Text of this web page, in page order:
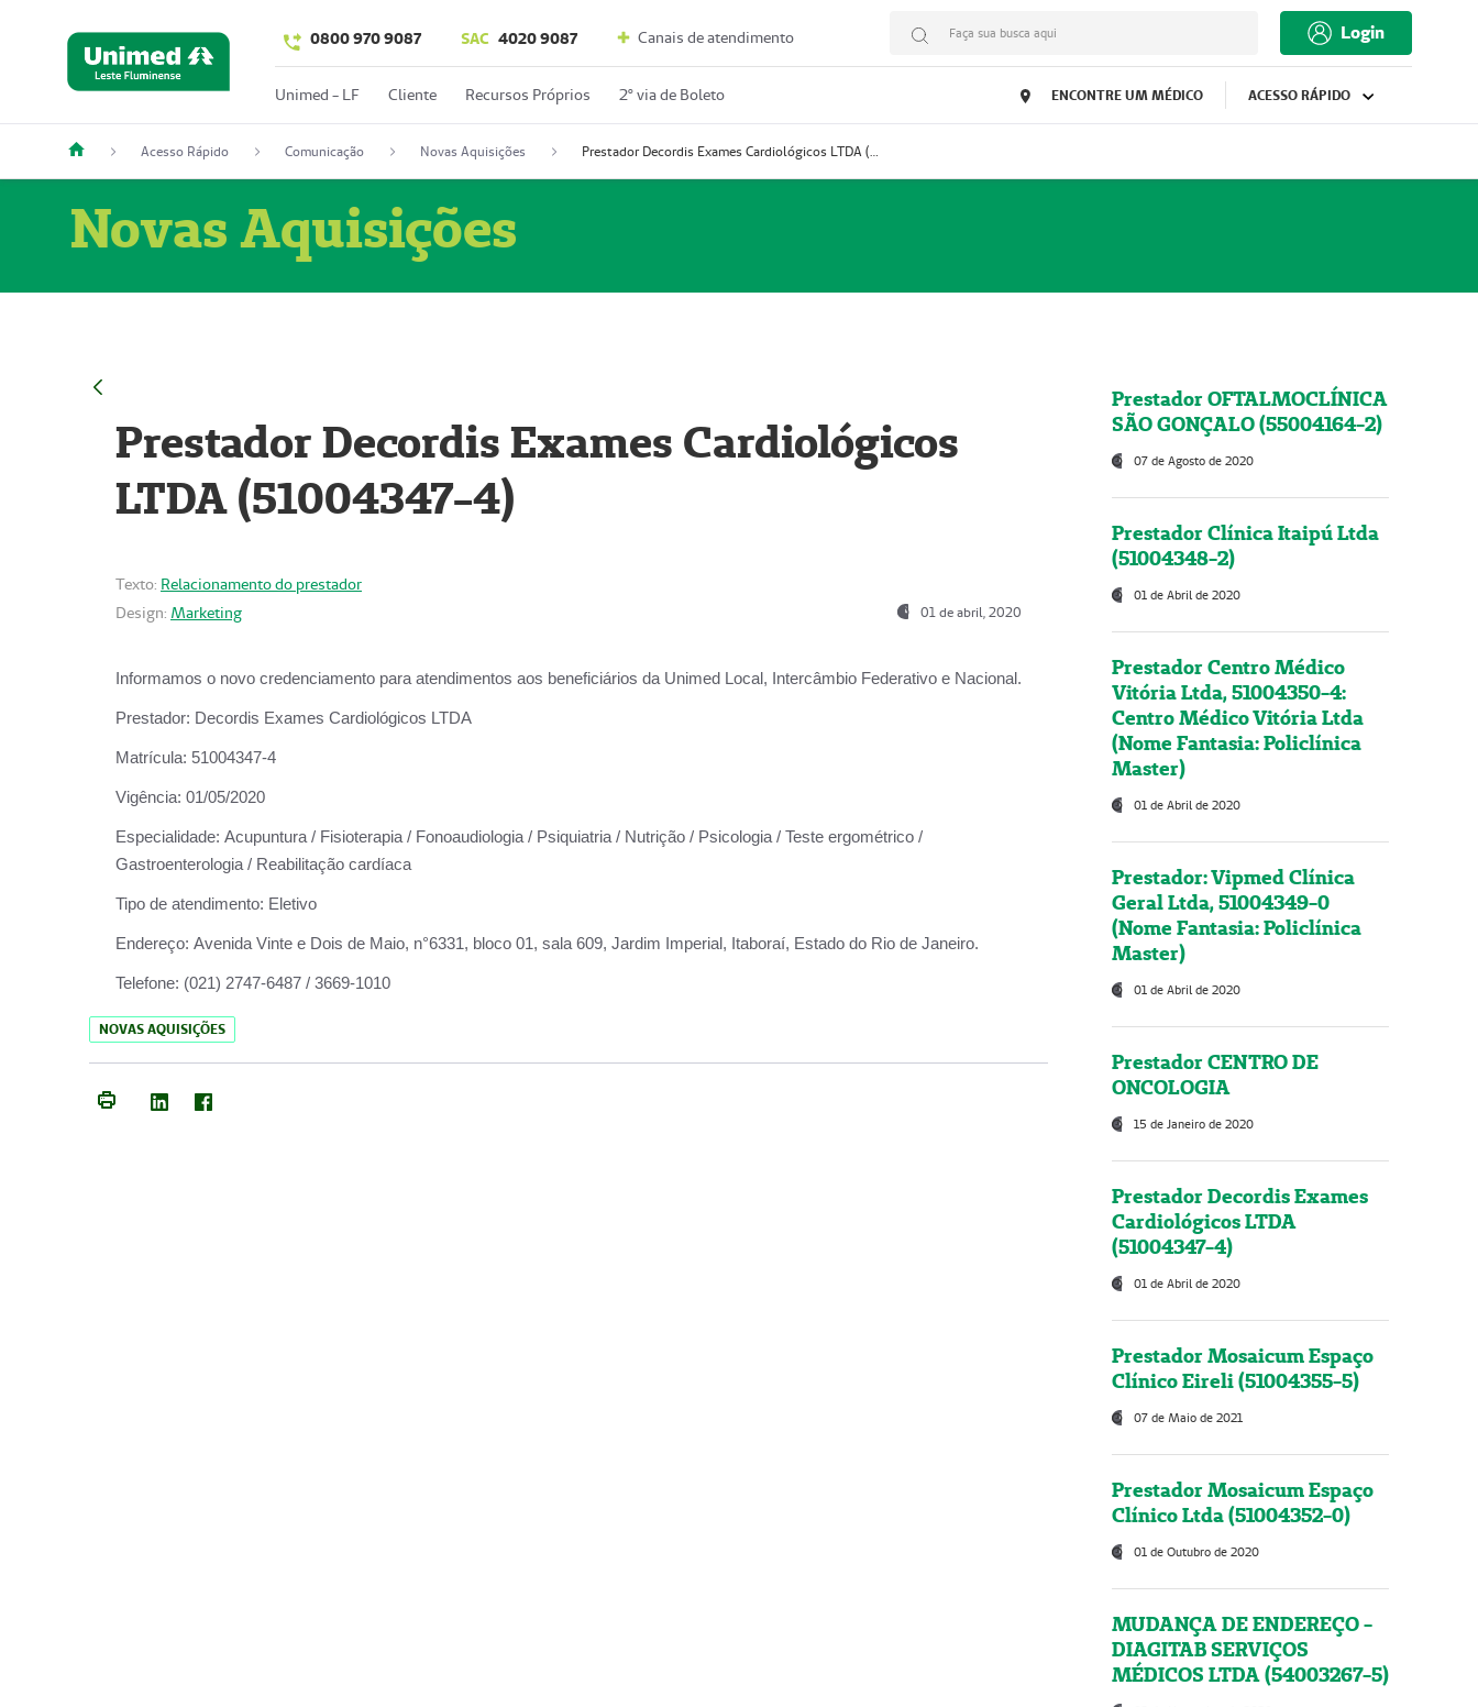
0800 970 9087 SAC 4020 9087 Canais de atendimento Faça sua busca aqui Login
Unimed - LF Cliente Recursos Próprios 2º via de Boleto ENCONTRE UM MÉDICO ACESSO RÁPIDO
Acesso Rápido Comunicação Novas Aquisições Prestador Decordis Exames Cardiológicos LTDA (51004347-4)
Novas Aquisições
Prestador Decordis Exames Cardiológicos
LTDA (51004347-4)
Texto: Relacionamento do prestador
Design: Marketing 01 de abril, 2020
Informamos o novo credenciamento para atendimentos aos beneficiários da Unimed Local, Intercâmbio Federativo e Nacional.
Prestador: Decordis Exames Cardiológicos LTDA
Matrícula: 51004347-4
Vigência: 01/05/2020
Especialidade: Acupuntura / Fisioterapia / Fonoaudiologia / Psiquiatria / Nutrição / Psicologia / Teste ergométrico /
Gastroenterologia / Reabilitação cardíaca
Tipo de atendimento: Eletivo
Endereço: Avenida Vinte e Dois de Maio, n°6331, bloco 01, sala 609, Jardim Imperial, Itaboraí, Estado do Rio de Janeiro.
Telefone: (021) 2747-6487 / 3669-1010
NOVAS AQUISIÇÕES
Prestador OFTALMOCLÍNICA
SÃO GONÇALO (55004164-2)
07 de Agosto de 2020
Prestador Clínica Itaipú Ltda
(51004348-2)
01 de Abril de 2020
Prestador Centro Médico
Vitória Ltda, 51004350-4:
Centro Médico Vitória Ltda
(Nome Fantasia: Policlínica
Master)
01 de Abril de 2020
Prestador: Vipmed Clínica
Geral Ltda, 51004349-0
(Nome Fantasia: Policlínica
Master)
01 de Abril de 2020
Prestador CENTRO DE
ONCOLOGIA
15 de Janeiro de 2020
Prestador Decordis Exames
Cardiológicos LTDA
(51004347-4)
01 de Abril de 2020
Prestador Mosaicum Espaço
Clínico Eireli (51004355-5)
07 de Maio de 2021
Prestador Mosaicum Espaço
Clínico Ltda (51004352-0)
01 de Outubro de 2020
MUDANÇA DE ENDEREÇO -
DIAGITAB SERVIÇOS
MÉDICOS LTDA (54003267-5)